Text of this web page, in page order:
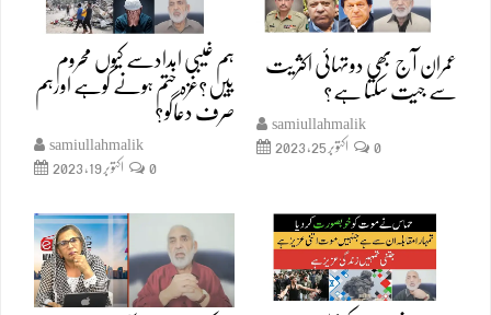
عمران آج بھی دوتہائی اکثریت
سے جیت سکتا ہے؟
samiullahmalik
اکتوبر 25, 2023
0
ہم غیبی امدادسے کیوں محروم
ییں؟غزہ ختم ہونے کوہے اورہم
صرف دعاگو؟
samiullahmalik
اکتوبر 19, 2023
0